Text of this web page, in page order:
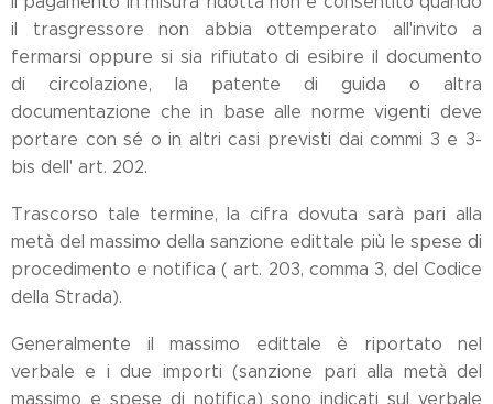
il trasgressore non abbia ottemperato all'invito a
fermarsi oppure si sia rifiutato di esibire il documento
di circolazione, la patente di guida o altra
documentazione che in base alle norme vigenti deve
portare con sé o in altri casi previsti dai commi 3 e 3-
bis dell' art. 202.
Trascorso tale termine, la cifra dovuta sarà pari alla
metà del massimo della sanzione edittale più le spese di
procedimento e notifica ( art. 203, comma 3, del Codice
della Strada).
Generalmente il massimo edittale è riportato nel
verbale e i due importi (sanzione pari alla metà del
massimo e spese di notifica) sono indicati sul verbale